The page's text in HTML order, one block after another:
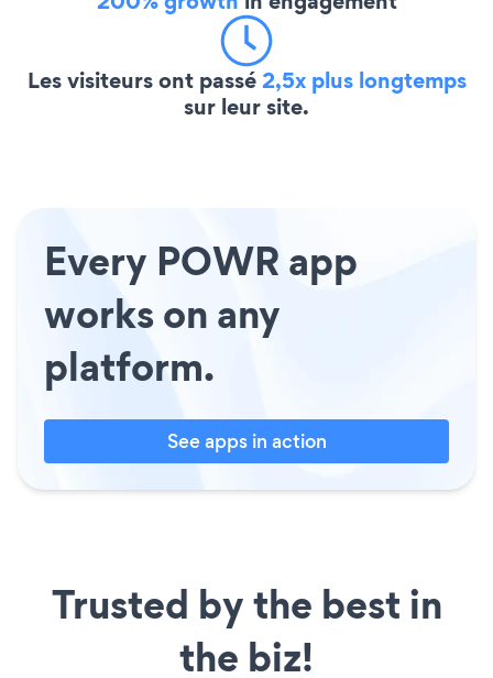
Les visiteurs ont passé2,5x plus longtemps
sur leur site.
Every POWR app
works on any
platform.
See apps in action
Trusted by the best in
the biz!